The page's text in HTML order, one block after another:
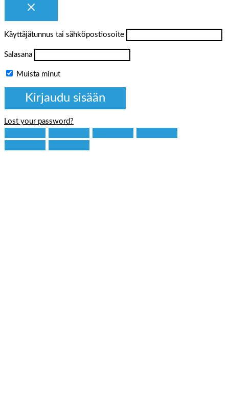
Käyttäjätunnus tai sähköpostiosoite
Salasana
Muista minut
Lost your password?